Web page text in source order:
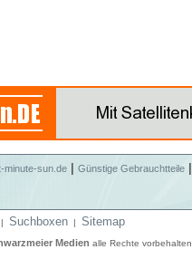
minute-sun.de Günstige Gebrauchtteile
| Suchboxen| Sitemap
Medien alle Rechte vorbehalten